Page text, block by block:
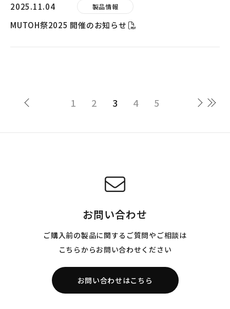
2025.11.04 製品情報
MUTOH祭2025 開催のお知らせ
1 2 3 4 5
お問い合わせ
ご購入前の製品に関するご質問やご相談は
こちらからお問い合わせください
お問い合わせはこちら